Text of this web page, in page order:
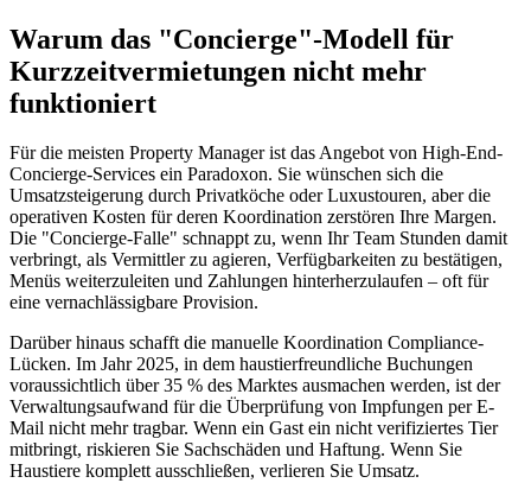
Warum das "Concierge"-Modell für
Kurzzeitvermietungen nicht mehr
funktioniert
Für die meisten Property Manager ist das Angebot von High-End-
Concierge-Services ein Paradoxon. Sie wünschen sich die
Umsatzsteigerung durch Privatköche oder Luxustouren, aber die
operativen Kosten für deren Koordination zerstören Ihre Margen.
Die "Concierge-Falle" schnappt zu, wenn Ihr Team Stunden damit
verbringt, als Vermittler zu agieren, Verfügbarkeiten zu bestätigen,
Menüs weiterzuleiten und Zahlungen hinterherzulaufen – oft für
eine vernachlässigbare Provision.
Darüber hinaus schafft die manuelle Koordination Compliance-
Lücken. Im Jahr 2025, in dem haustierfreundliche Buchungen
voraussichtlich über 35 % des Marktes ausmachen werden, ist der
Verwaltungsaufwand für die Überprüfung von Impfungen per E-
Mail nicht mehr tragbar. Wenn ein Gast ein nicht verifiziertes Tier
mitbringt, riskieren Sie Sachschäden und Haftung. Wenn Sie
Haustiere komplett ausschließen, verlieren Sie Umsatz.